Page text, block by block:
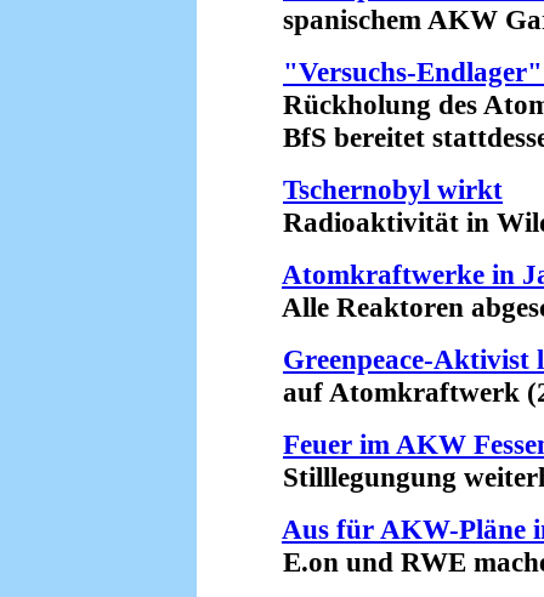
spanischem AKW
"Versuchs-
Rückholung des
BfS bereitet
Tschernobyl wirkt
Radioaktivität in
Atomkraftwerke in
Alle Reaktoren
Greenpeace-Aktivist
auf Atomkraftwerk
Feuer im AKW
Stilllegungung
Aus für AKW-Pläne
E.on und RWE